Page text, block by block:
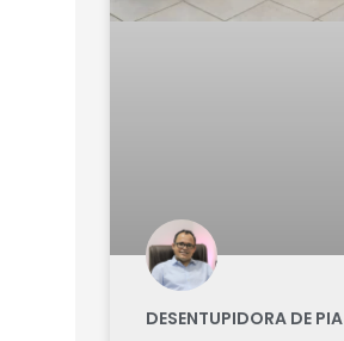
DESENTUPIDORA DE PIA